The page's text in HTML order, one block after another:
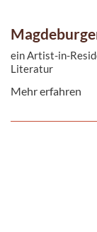
ein Artist-in-
Literatur
Mehr erfahren